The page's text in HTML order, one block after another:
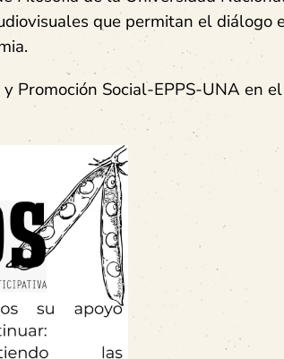
que permitan el diálogo
Promoción Social-EPPS-UNA en el